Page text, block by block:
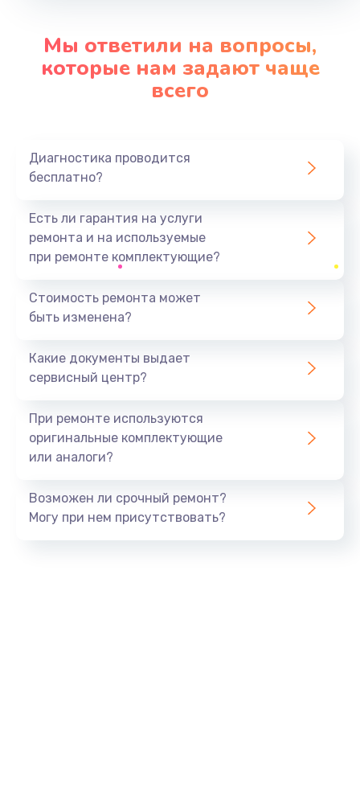
Замена вибромотора
от 550 руб.
Заказать
от 1100 руб.
от 500 руб.
Замена разъема питания
Заказать
Замена Bluetooth модуля
от 880 руб.
Мы ответили на вопросы,
которые нам задают чаще
всего
Диагностика проводится
бесплатно?
Есть ли гарантия на услуги
ремонта и на используемые
при ремонте комплектующие?
Стоимость ремонта может
быть изменена?
Какие документы выдает
сервисный центр?
При ремонте используются
оригинальные комплектующие
или аналоги?
Возможен ли срочный ремонт?
Могу при нем присутствовать?